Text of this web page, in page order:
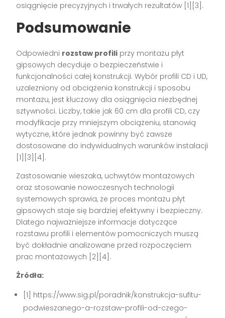
osiągnięcie precyzyjnych i trwałych rezultatów [1][3].
Podsumowanie
Odpowiedni rozstaw profili przy montażu płyt
gipsowych decyduje o bezpieczeństwie i
funkcjonalności całej konstrukcji. Wybór profili CD i UD,
uzależniony od obciążenia konstrukcji i sposobu
montażu, jest kluczowy dla osiągnięcia niezbędnej
sztywności. Liczby, takie jak 60 cm dla profili CD, czy
modyfikacje przy mniejszym obciążeniu, stanowią
wytyczne, które jednak powinny być zawsze
dostosowane do indywidualnych warunków instalacji
[1][3][4].
Zastosowanie wieszaka, uchwytów montażowych
oraz stosowanie nowoczesnych technologii
systemowych sprawia, że proces montażu płyt
gipsowych staje się bardziej efektywny i bezpieczny.
Dlatego najważniejsze informacje dotyczące
rozstawu profili i elementów pomocniczych muszą
być dokładnie analizowane przed rozpoczęciem
prac montażowych [2][4].
Źródła:
[1] https://www.sig.pl/poradnik/konstrukcja-sufitu-
podwieszanego-a-rozstaw-profili-od-czego-